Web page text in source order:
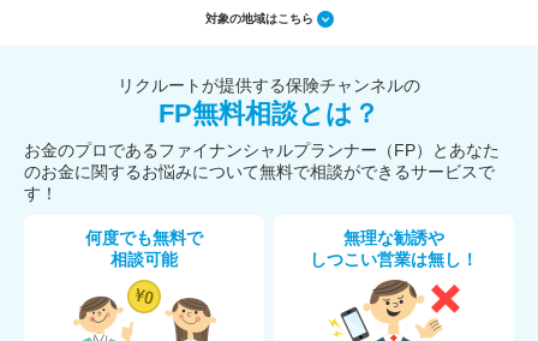
対象の地域はこちら
リクルートが提供する保険チャンネルの
FP無料相談とは？
お金のプロであるファイナンシャルプランナー（FP）とあなた
のお金に関するお悩みについて無料で相談ができるサービスで
す！
何度でも無料で
相談可能
無理な勧誘や
しつこい営業は無し！